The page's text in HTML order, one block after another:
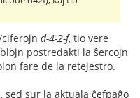
d-4-2-f, tio vere
postredakti la ŝercojn
fare de la retejestro.
sed sur la aktuala ĉefpaĝo